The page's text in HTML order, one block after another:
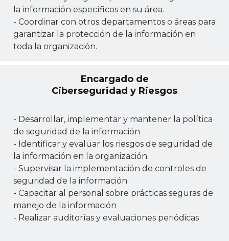
la información específicos en su área.
- Coordinar con otros departamentos o áreas para
garantizar la protección de la información en
toda la organización.
Encargado de
Ciberseguridad y Riesgos
- Desarrollar, implementar y mantener la política
de seguridad de la información
- Identificar y evaluar los riesgos de seguridad de
la información en la organización
- Supervisar la implementación de controles de
seguridad de la información
- Capacitar al personal sobre prácticas seguras de
manejo de la información
- Realizar auditorías y evaluaciones periódicas